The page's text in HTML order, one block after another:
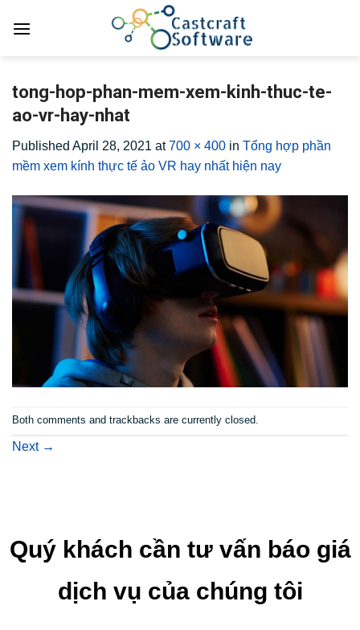
tong-hop-phan-mem-xem-kinh-thuc-te-
ao-vr-hay-nhat
Published April 28, 2021 at700 × 400 in Tổng hợp phần
mềm xem kính thực tế ảo VR hay nhất hiện nay
Both comments and trackbacks are currently closed.
Next →
Quý khách cần tư vấn báo giá
dịch vụ của chúng tôi